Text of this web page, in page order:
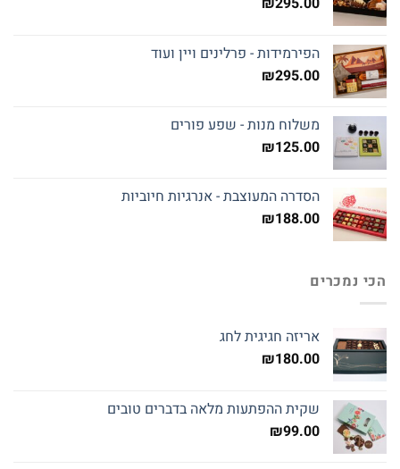
הפירמידות - פרלינים ויין ועוד
₪295.00
משלוח מנות - שפע פורים
₪125.00
הסדרה המעוצבת - אנרגיות חיוביות
₪188.00
הכי נמכרים
אריזה חגיגית לחג
₪180.00
שקית ההפתעות מלאה בדברים טובים
₪99.00